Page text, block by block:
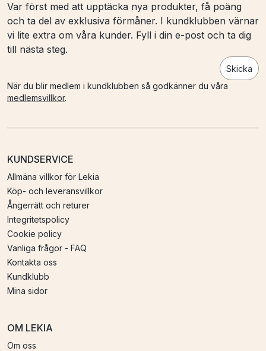
Var först med att upptäcka nya produkter, få poäng
och ta del av exklusiva förmåner. I kundklubben värnar
vi lite extra om våra kunder. Fyll i din e-post och ta dig
till nästa steg.
Skicka
När du blir medlem i kundklubben så godkänner du våra
medlemsvillkor.
KUNDSERVICE
Allmäna villkor för Lekia
Köp- och leveransvillkor
Ångerrätt och returer
Integritetspolicy
Cookie policy
Vanliga frågor - FAQ
Kontakta oss
Kundklubb
Mina sidor
OM LEKIA
Om oss